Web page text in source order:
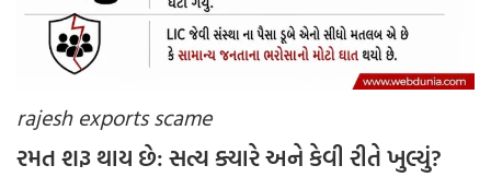
rajesh exports scame
રમત શરૂ થાય છે: સત્ય ક્યારે અને કેવી રીતે ખુલ્યું?